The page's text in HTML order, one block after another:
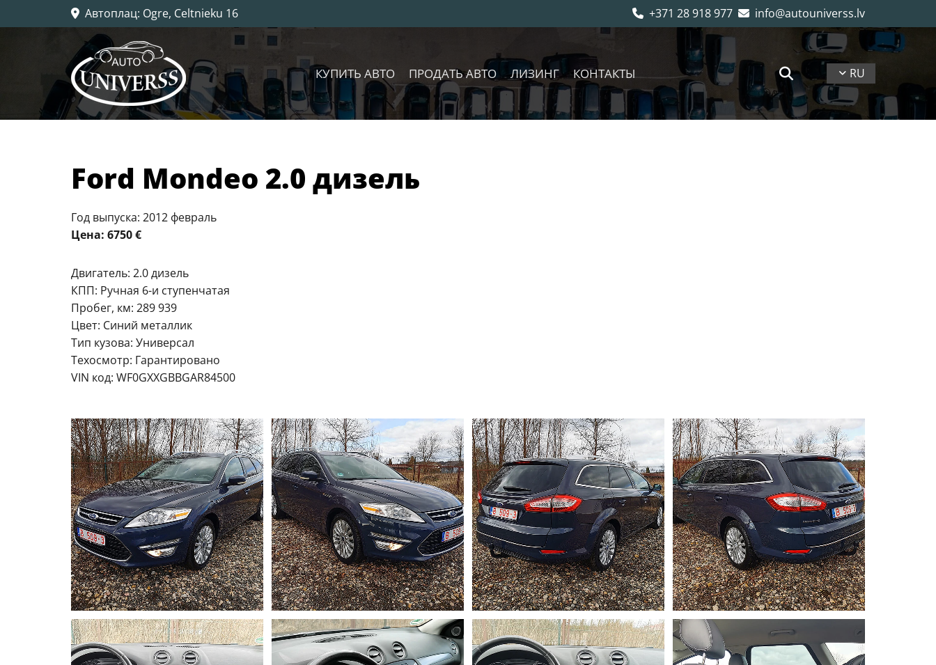
 Автоплац: Ogre, Celtnieku 16  +371 28 918 977  info@autouniverss.lv
КУПИТЬ АВТО ПРОДАТЬ АВТО ЛИЗИНГ КОНТАКТЫ RU
Ford Mondeo 2.0 дизель
Год выпуска: 2012 февраль
Цена: 6750 €
Двигатель: 2.0 дизель
КПП: Ручная 6-и ступенчатая
Пробег, км: 289 939
Цвет: Синий металлик
Тип кузова: Универсал
Техосмотр: Гарантировано
VIN код: WF0GXXGBBGAR84500